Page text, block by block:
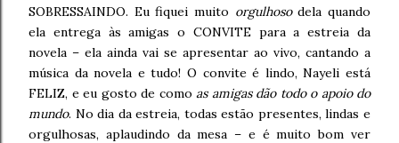
SOBRESSAINDO. Eu fiquei muito orgulhosodela quando
ela entrega às amigas o CONVITE para a estreia da
novela – ela ainda vai se apresentar ao vivo, cantando a
música da novela e tudo! O convite é lindo, Nayeli está
FELIZ, e eu gosto de como as amigas dão todo o apoio do
mundo. No dia da estreia, todas estão presentes, lindas e
orgulhosas, aplaudindo da mesa – e é muito bom ver